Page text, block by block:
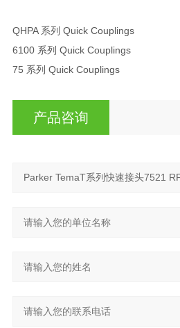
QHPA 系列 Quick Couplings
6100 系列 Quick Couplings
75 系列 Quick Couplings
产品咨询